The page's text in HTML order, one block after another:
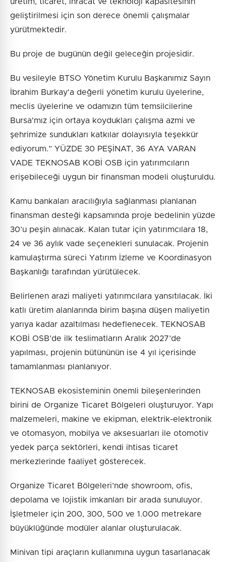
üretim, ticaret, ihracat ve teknoloji kapasitesinin
geliştirilmesi için son derece önemli çalışmalar
yürütmektedir.
Bu proje de bugünün değil geleceğin projesidir.
Bu vesileyle BTSO Yönetim Kurulu Başkanımız Sayın
İbrahim Burkay'a değerli yönetim kurulu üyelerine,
meclis üyelerine ve odamızın tüm temsilcilerine
Bursa'mız için ortaya koydukları çalışma azmi ve
şehrimize sundukları katkılar dolayısıyla teşekkür
ediyorum.” YÜZDE 30 PEŞİNAT, 36 AYA VARAN
VADE TEKNOSAB KOBİ OSB için yatırımcıların
erişebileceği uygun bir finansman modeli oluşturuldu.
Kamu bankaları aracılığıyla sağlanması planlanan
finansman desteği kapsamında proje bedelinin yüzde
30’u peşin alınacak. Kalan tutar için yatırımcılara 18,
24 ve 36 aylık vade seçenekleri sunulacak. Projenin
kamulaştırma süreci Yatırım İzleme ve Koordinasyon
Başkanlığı tarafından yürütülecek.
Belirlenen arazi maliyeti yatırımcılara yansıtılacak. İki
katlı üretim alanlarında birim başına düşen maliyetin
yarıya kadar azaltılması hedeflenecek. TEKNOSAB
KOBİ OSB’de ilk teslimatların Aralık 2027’de
yapılması, projenin bütününün ise 4 yıl içerisinde
tamamlanması planlanıyor.
TEKNOSAB ekosisteminin önemli bileşenlerinden
birini de Organize Ticaret Bölgeleri oluşturuyor. Yapı
malzemeleri, makine ve ekipman, elektrik-elektronik
ve otomasyon, mobilya ve aksesuarları ile otomotiv
yedek parça sektörleri, kendi ihtisas ticaret
merkezlerinde faaliyet gösterecek.
Organize Ticaret Bölgeleri’nde showroom, ofis,
depolama ve lojistik imkanları bir arada sunuluyor.
İşletmeler için 200, 300, 500 ve 1.000 metrekare
büyüklüğünde modüler alanlar oluşturulacak.
Minivan tipi araçların kullanımına uygun tasarlanacak